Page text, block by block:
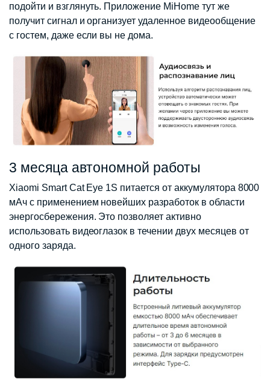
подойти и взглянуть. Приложение MiHome тут же
получит сигнал и организует удаленное видеообщение
с гостем, даже если вы не дома.
3 месяца автономной работы
Xiaomi Smart Cat Eye 1S питается от аккумулятора 8000
мАч с применением новейших разработок в области
энергосбережения. Это позволяет активно
использовать видеоглазок в течении двух месяцев от
одного заряда.